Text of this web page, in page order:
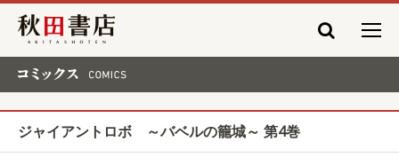
秋田書店
ジャイアントロボ ～バベルの籠城～ 第4巻